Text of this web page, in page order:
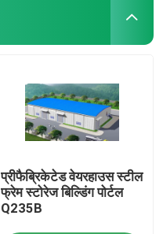
प्रीफैब्रिकेटेड वेयरहाउस स्टील
फ्रेम स्टोरेज बिल्डिंग पोर्टल
Q235B